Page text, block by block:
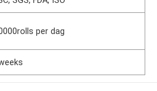
per dag